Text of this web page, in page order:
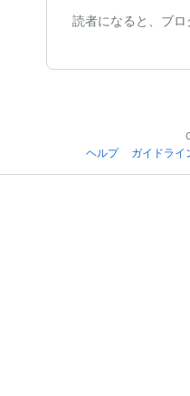
読者になると、ブ
ヘルプ
ガイドライ